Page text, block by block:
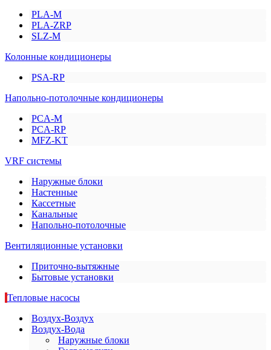
PLA-M
PLA-ZRP
SLZ-M
Колонные кондиционеры
PSA-RP
Напольно-потолочные кондиционеры
PCA-M
PCA-RP
MFZ-KT
VRF системы
Наружные блоки
Настенные
Кассетные
Канальные
Напольно-потолочные
Вентиляционные установки
Приточно-вытяжные
Бытовые установки
Тепловые насосы
Воздух-Воздух
Воздух-Вода
Наружные блоки